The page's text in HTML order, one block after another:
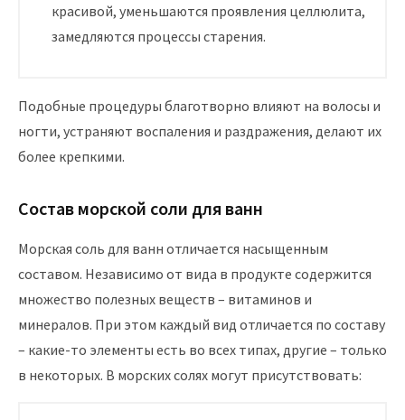
красивой, уменьшаются проявления целлюлита,
замедляются процессы старения.
Подобные процедуры благотворно влияют на волосы и
ногти, устраняют воспаления и раздражения, делают их
более крепкими.
Состав морской соли для ванн
Морская соль для ванн отличается насыщенным
составом. Независимо от вида в продукте содержится
множество полезных веществ – витаминов и
минералов. При этом каждый вид отличается по составу
– какие-то элементы есть во всех типах, другие – только
в некоторых. В морских солях могут присутствовать: